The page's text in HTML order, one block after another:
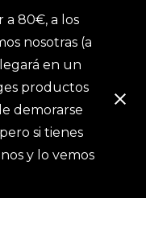
a 80€, a los
nosotras (a
en un
productos
demorarse
si tienes
y lo vemos